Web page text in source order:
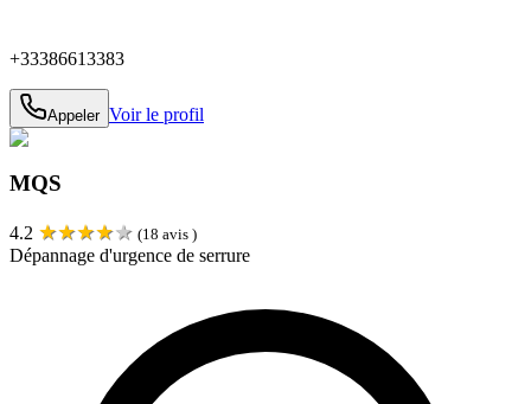
+33386613383
Appeler Voir le profil
MQS
4.2 ★★★★★ (18 avis )
Dépannage d'urgence de serrure